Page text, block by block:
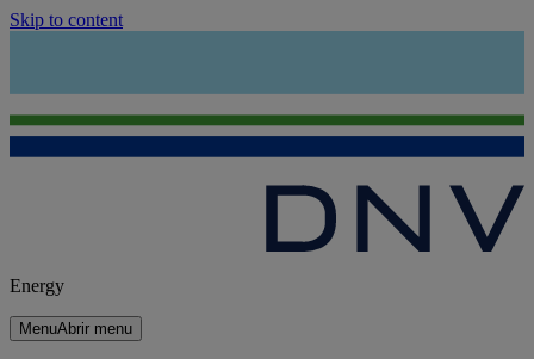
Skip to content
Energy
MenuAbrir menu